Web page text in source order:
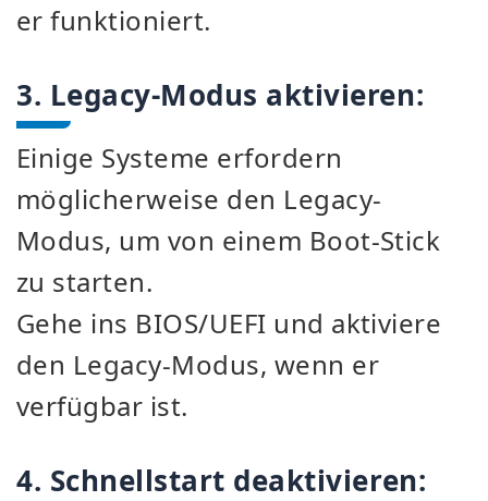
er funktioniert.
3. Legacy-Modus aktivieren:
Einige Systeme erfordern
möglicherweise den Legacy-
Modus, um von einem Boot-Stick
zu starten.
Gehe ins BIOS/UEFI und aktiviere
den Legacy-Modus, wenn er
verfügbar ist.
4. Schnellstart deaktivieren: